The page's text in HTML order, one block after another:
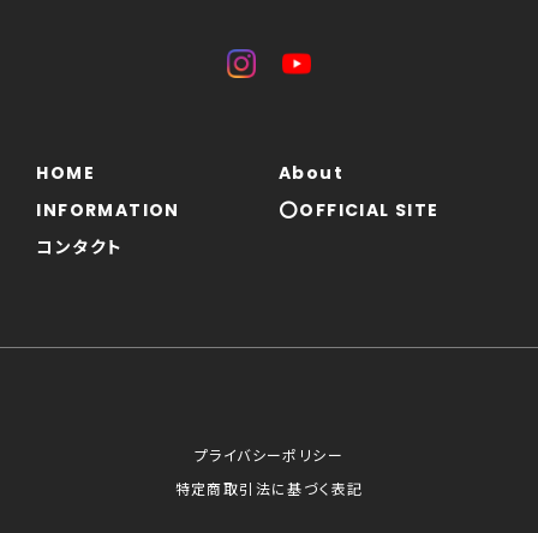
HOME
About
INFORMATION
⭕OFFICIAL SITE
コンタクト
プライバシーポリシー
特定商取引法に基づく表記